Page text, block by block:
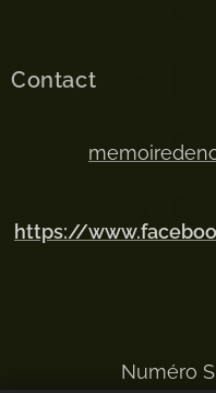
Contact
https://
Numéro